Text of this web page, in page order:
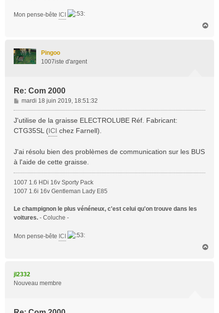
Mon pense-bête ICI
Pingoo
1007iste d'argent
Re: Com 2000
M
e
s
s
e
mardi 18 juin 2019, 18:51:32
J'utilise de la graisse ELECTROLUBE Réf. Fabricant:
CTG35SL (ICI chez Farnell).
J'ai résolu bien des problèmes de communication sur les BUS
à l'aide de cette graisse.
1007 1.6 HDi 16v Sporty Pack
1007 1.6i 16v Gentleman Lady E85
Le champignon le plus vénéneux, c'est celui qu'on trouve dans les
voitures. - Coluche -
Mon pense-bête ICI
jl2332
Nouveau membre